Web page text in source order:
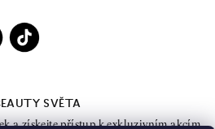
SVĚTA
a získejte přístup k exkluzivním akcím